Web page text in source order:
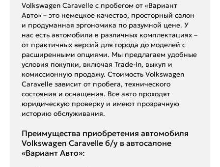
Volkswagen Caravelle с пробегом от «Вариант
Авто» – это немецкое качество, просторный салон
и продуманная эргономика по разумной цене. У
нас есть автомобили в различных комплектациях –
от практичных версий для города до моделей с
расширенными опциями. Мы предлагаем удобные
условия покупки, включая Trade-In, выкуп и
комиссионную продажу. Стоимость Volkswagen
Caravelle зависит от пробега, технического
состояния и оснащения. Все авто проходят
юридическую проверку и имеют прозрачную
историю обслуживания.
Преимущества приобретения автомобиля
Volkswagen Caravelle б/у в автосалоне
«Вариант Авто»: